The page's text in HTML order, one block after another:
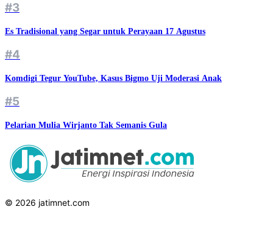
#3
Es Tradisional yang Segar untuk Perayaan 17 Agustus
#4
Komdigi Tegur YouTube, Kasus Bigmo Uji Moderasi Anak
#5
Pelarian Mulia Wirjanto Tak Semanis Gula
© 2026 jatimnet.com